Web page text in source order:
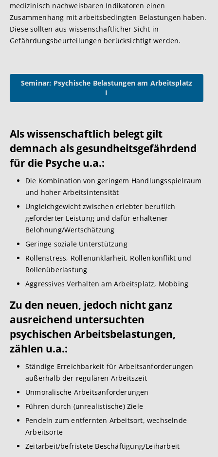
medizinisch nachweisbaren Indikatoren einen
Zusammenhang mit arbeitsbedingten Belastungen haben.
Diese sollten aus wissenschaftlicher Sicht in
Gefährdungsbeurteilungen berücksichtigt werden.
Seminar: Psychische Belastungen am Arbeitsplatz
I
Als wissenschaftlich belegt gilt
demnach als gesundheitsgefährdend
für die Psyche u.a.:
Die Kombination von geringem Handlungsspielraum
und hoher Arbeitsintensität
Ungleichgewicht zwischen erlebter beruflich
geforderter Leistung und dafür erhaltener
Belohnung/Wertschätzung
Geringe soziale Unterstützung
Rollenstress, Rollenunklarheit, Rollenkonflikt und
Rollenüberlastung
Aggressives Verhalten am Arbeitsplatz, Mobbing
Zu den neuen, jedoch nicht ganz
ausreichend untersuchten
psychischen Arbeitsbelastungen,
zählen u.a.:
Ständige Erreichbarkeit für Arbeitsanforderungen
außerhalb der regulären Arbeitszeit
Unmoralische Arbeitsanforderungen
Führen durch (unrealistische) Ziele
Pendeln zum entfernten Arbeitsort, wechselnde
Arbeitsorte
Zeitarbeit/befristete Beschäftigung/Leiharbeit